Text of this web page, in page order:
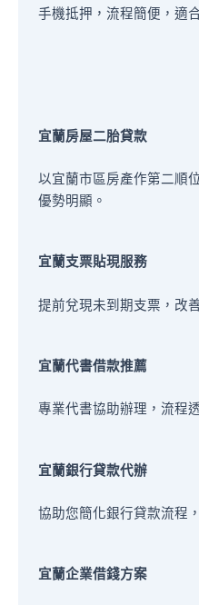
手機抵押，流程簡便，適
宜蘭房屋二胎貸款
以宜蘭市區房產作第二順
優勢明顯。
宜蘭支票貼現服務
提前兌現未到期支票，改
宜蘭代書借款推薦
專業代書協助辦理，流程
宜蘭銀行貸款代辦
協助您簡化銀行貸款流程
宜蘭企業借錢方案